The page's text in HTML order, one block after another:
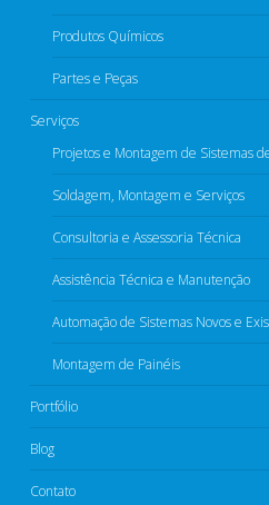
Produtos Químicos​
Partes e Peças​
Serviços
Projetos e Montagem de Sistemas
Soldagem, Montagem e Serviços​
Consultoria e Assessoria Técnica​
Assistência Técnica e Manutenção​
Automação de Sistemas Novos e
Montagem de Painéis​
Portfólio
Blog
Contato